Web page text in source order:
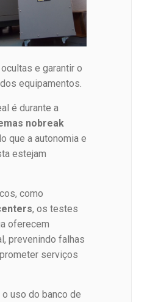
e garantir o
equipamentos.
é durante a
nobreak
que a autonomia e
estejam
como
, os testes
oferecem
prevenindo falhas
serviços
uso do banco de